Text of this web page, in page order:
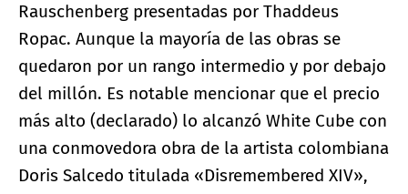
Rauschenberg presentadas por Thaddeus
Ropac. Aunque la mayoría de las obras se
quedaron por un rango intermedio y por debajo
del millón. Es notable mencionar que el precio
más alto (declarado) lo alcanzó White Cube con
una conmovedora obra de la artista colombiana
Doris Salcedo titulada «Disremembered XIV»,